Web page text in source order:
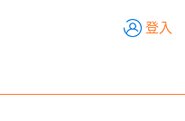
登入